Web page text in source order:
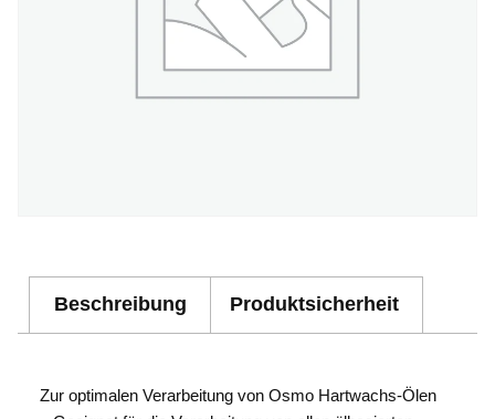
Beschreibung Produktsicherheit
Zur optimalen Verarbeitung von Osmo Hartwachs-Ölen